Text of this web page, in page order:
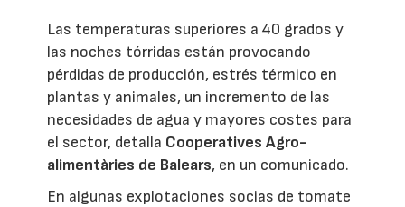
Las temperaturas superiores a 40 grados y
las noches tórridas están provocando
pérdidas de producción, estrés térmico en
plantas y animales, un incremento de las
necesidades de agua y mayores costes para
el sector, detalla Cooperatives Agro-
alimentàries de Balears, en un comunicado.
En algunas explotaciones socias de tomate